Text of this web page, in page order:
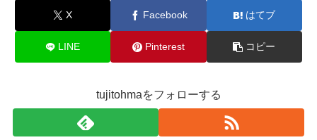
X Facebook はてブ
LINE Pinterest コピー
tujitohmaをフォローする